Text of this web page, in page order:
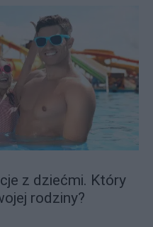
z dziećmi. Który
rodziny?